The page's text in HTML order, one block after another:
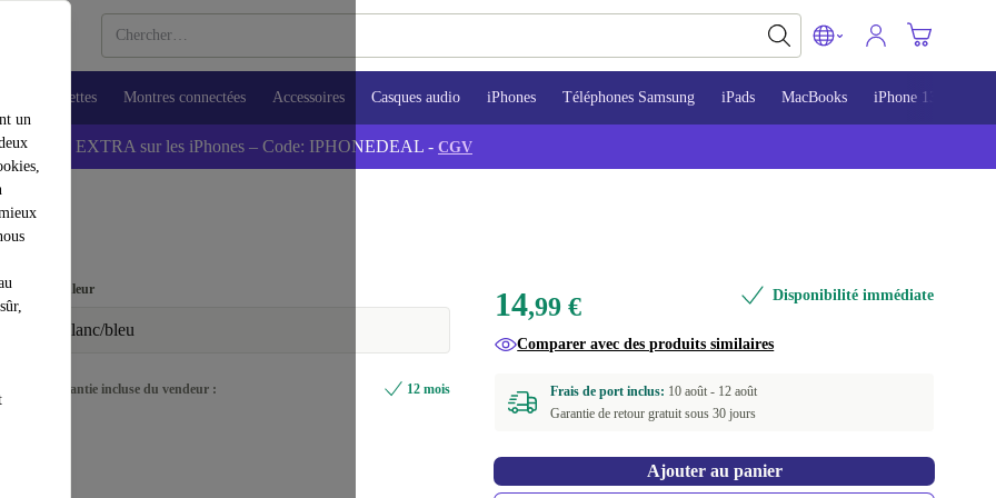
un
Tablettes Montres connectées Accessoires Casques audio iPhones Téléphones Samsung iPads MacBooks iPhone 13
💰-5% EXTRA sur les iPhones – Code: IPHONEDEAL - CGV
Couleur
blanc/bleu
Garantie incluse du vendeur : 12 mois
14,99 € Disponibilité immédiate
Comparer avec des produits similaires
Frais de port inclus: 10 août - 12 août
Garantie de retour gratuit sous 30 jours
Ajouter au panier